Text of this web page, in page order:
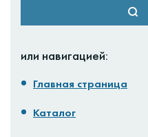
или навигацией:
Главная страница
Каталог